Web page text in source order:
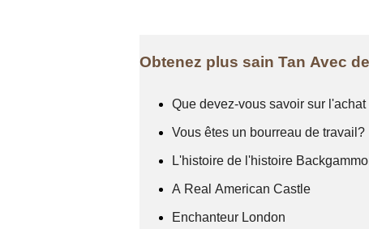
Obtenez plus sain Tan Avec
Que devez-vous savoir sur
Vous êtes un bourreau de travail?
L'histoire de l'histoire
A Real American Castle
Enchanteur London